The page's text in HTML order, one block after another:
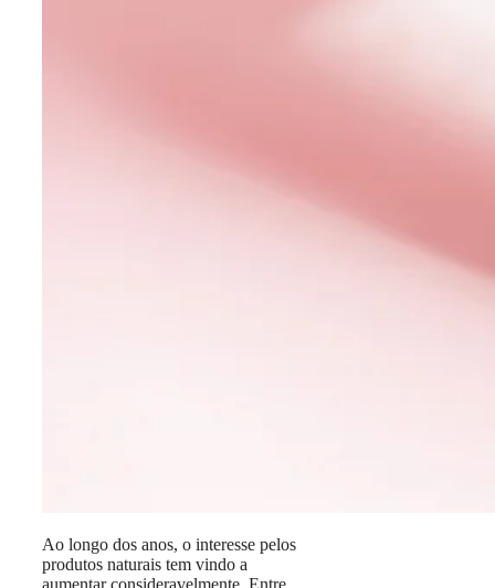
Ao longo dos anos, o interesse pelos
produtos naturais tem vindo a
aumentar consideravelmente. Entre